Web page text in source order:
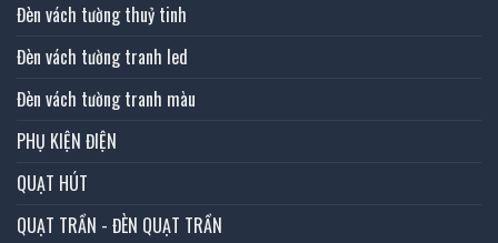
Đèn vách tường thuỷ tinh
Đèn vách tường tranh led
Đèn vách tường tranh màu
PHỤ KIỆN ĐIỆN
QUẠT HÚT
QUẠT TRẦN - ĐÈN QUẠT TRẦN